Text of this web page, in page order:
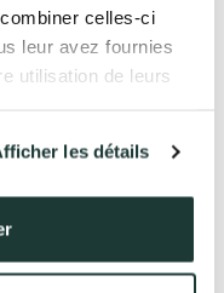
celles-ci
leur avez fournies
utilisation de leurs
les détails
intermédiaire
pose des cloisons
peinture,
permettant de mieux
peuvent constater
le promoteur